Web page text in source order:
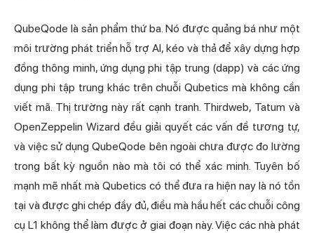
QubeQode là sản phẩm thứ ba. Nó được quảng bá như một
môi trường phát triển hỗ trợ AI, kéo và thả để xây dựng hợp
đồng thông minh, ứng dụng phi tập trung (dapp) và các ứng
dụng phi tập trung khác trên chuỗi Qubetics mà không cần
viết mã. Thị trường này rất cạnh tranh. Thirdweb, Tatum và
OpenZeppelin Wizard đều giải quyết các vấn đề tương tự,
và việc sử dụng QubeQode bên ngoài chưa được đo lường
trong bất kỳ nguồn nào mà tôi có thể xác minh. Tuyên bố
mạnh mẽ nhất mà Qubetics có thể đưa ra hiện nay là nó tồn
tại và được ghi chép đầy đủ, điều mà hầu hết các chuỗi công
cụ L1 không thể làm được ở giai đoạn này. Việc các nhà phát